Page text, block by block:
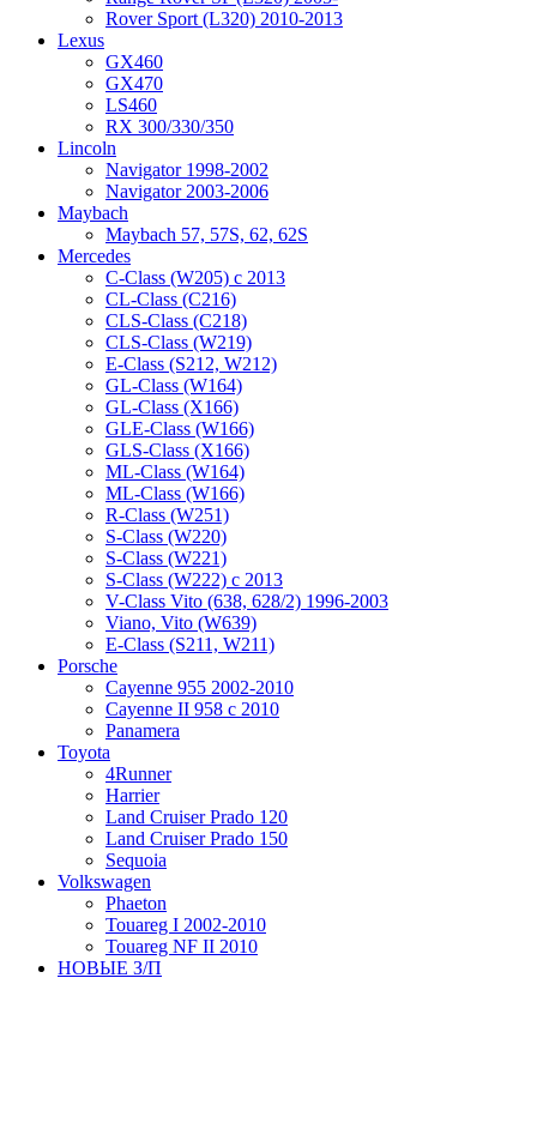
Rover Sport (L320) 2010-2013
Lexus
GX460
GX470
LS460
RX 300/330/350
Lincoln
Navigator 1998-2002
Navigator 2003-2006
Maybach
Maybach 57, 57S, 62, 62S
Mercedes
C-Class (W205) с 2013
CL-Class (C216)
CLS-Class (C218)
CLS-Class (W219)
E-Class (S212, W212)
GL-Class (W164)
GL-Class (X166)
GLE-Class (W166)
GLS-Class (X166)
ML-Class (W164)
ML-Class (W166)
R-Class (W251)
S-Class (W220)
S-Class (W221)
S-Class (W222) с 2013
V-Class Vito (638, 628/2) 1996-2003
Viano, Vito (W639)
Е-Class (S211, W211)
Porsche
Cayenne 955 2002-2010
Cayenne II 958 с 2010
Panamera
Toyota
4Runner
Harrier
Land Cruiser Prado 120
Land Cruiser Prado 150
Sequoia
Volkswagen
Phaeton
Touareg I 2002-2010
Touareg NF II 2010
НОВЫЕ З/П